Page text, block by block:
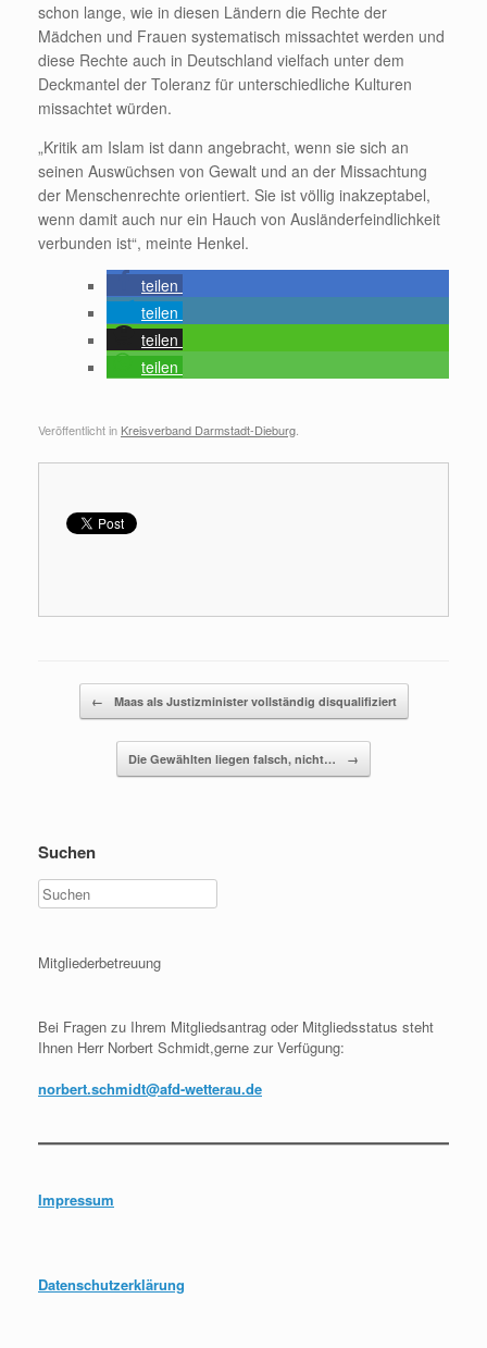
schon lange, wie in diesen Ländern die Rechte der
Mädchen und Frauen systematisch missachtet werden und
diese Rechte auch in Deutschland vielfach unter dem
Deckmantel der Toleranz für unterschiedliche Kulturen
missachtet würden.
„Kritik am Islam ist dann angebracht, wenn sie sich an
seinen Auswüchsen von Gewalt und an der Missachtung
der Menschenrechte orientiert. Sie ist völlig inakzeptabel,
wenn damit auch nur ein Hauch von Ausländerfeindlichkeit
verbunden ist“, meinte Henkel.
teilen
teilen
teilen
teilen
Veröffentlicht in Kreisverband Darmstadt-Dieburg
Beitragsnavigation
← Maas als Justizminister vollständig disqualifiziert
Die Gewählten liegen falsch, nicht… →
Suchen
Mitgliederbetreuung
Bei Fragen zu Ihrem Mitgliedsantrag oder Mitgliedsstatus steht
Ihnen Herr Norbert Schmidt,gerne zur Verfügung:
norbert.schmidt@afd-wetterau.de
Impressum
Datenschutzerklärung